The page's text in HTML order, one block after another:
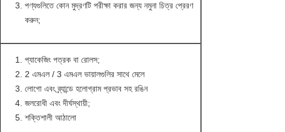
পণ্যগুলিতে কোন মুদ্রণটি পরীক্ষা করার জন্য নমুনা চিত্র প্রেরণ
করুন;
প্যাকেজিং পত্রক বা রোলস;
2 এমএল / 3 এমএল ভায়ালগুলির সাথে মেলে
লোগো এবং ব্র্যান্ডে হলোগ্রাম প্রভাব সহ রঙিন
জলরোধী এবং দীর্ঘস্থায়ী;
শক্তিশালী আঠালো